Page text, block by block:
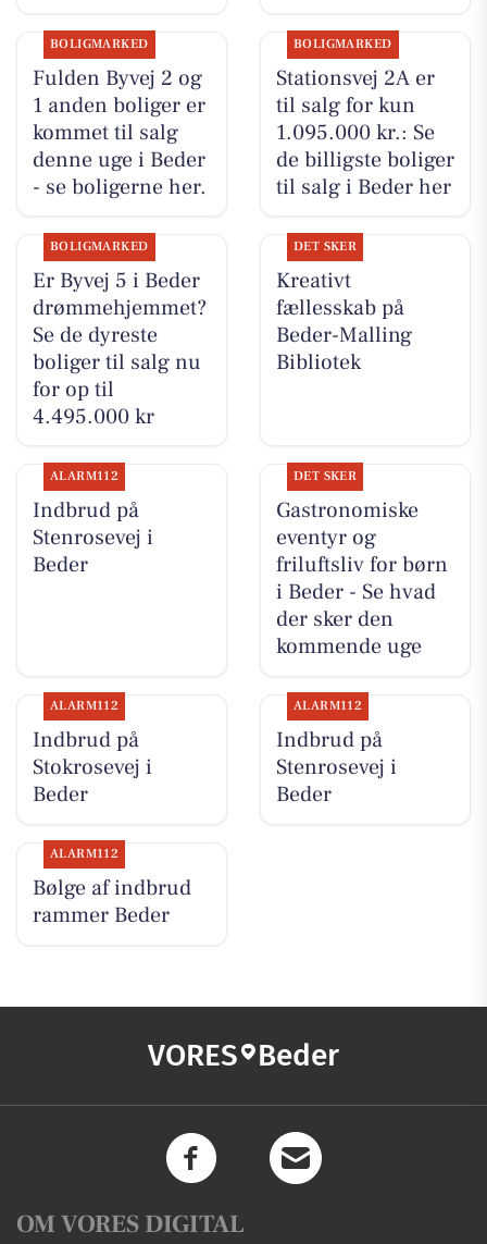
BOLIGMARKED
Fulden Byvej 2 og
1 anden boliger er
kommet til salg
denne uge i Beder
- se boligerne her.
BOLIGMARKED
Stationsvej 2A er
til salg for kun
1.095.000 kr.: Se
de billigste boliger
til salg i Beder her
BOLIGMARKED
Er Byvej 5 i Beder
drømmehjemmet?
Se de dyreste
boliger til salg nu
for op til
4.495.000 kr
DET SKER
Kreativt
fællesskab på
Beder-Malling
Bibliotek
ALARM112
Indbrud på
Stenrosevej i
Beder
DET SKER
Gastronomiske
eventyr og
friluftsliv for børn
i Beder - Se hvad
der sker den
kommende uge
ALARM112
Indbrud på
Stokrosevej i
Beder
ALARM112
Indbrud på
Stenrosevej i
Beder
ALARM112
Bølge af indbrud
rammer Beder
VORES Beder
OM VORES DIGITAL